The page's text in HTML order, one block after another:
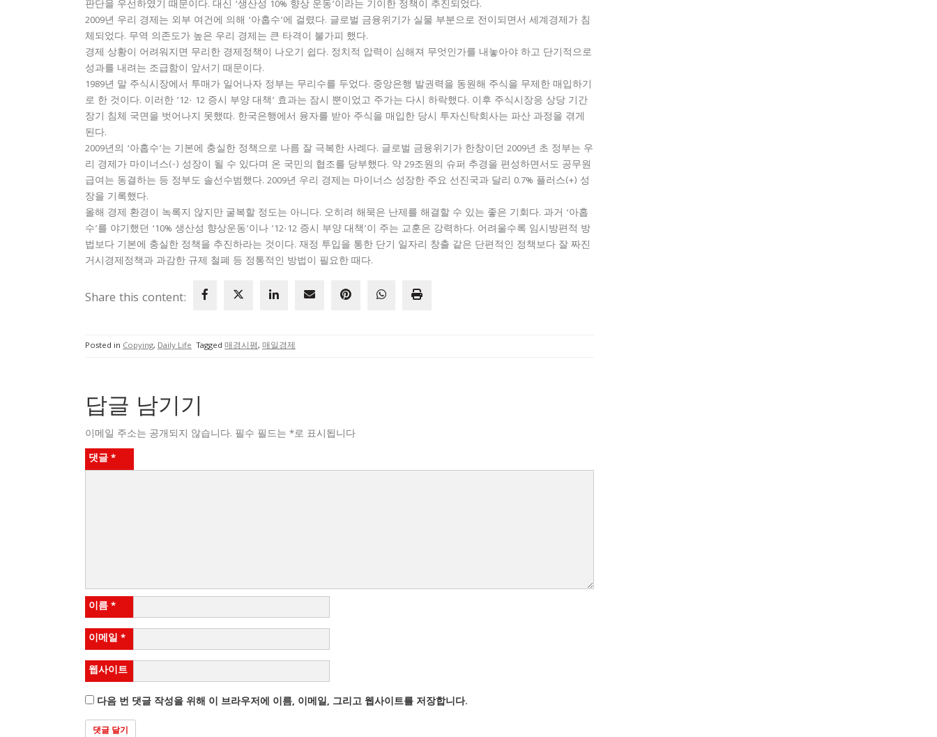
판단을 우선하였기 때문이다. 대신 ‘생산성 10% 향상 운동’이라는 기이한 정책이 추진되었다.
2009년 우리 경제는 외부 여건에 의해 ‘아홉수’에 걸렸다. 글로벌 금융위기가 실물 부분으로 전이되면서 세계경제가 침
체되었다. 무역 의존도가 높은 우리 경제는 큰 타격이 불가피 했다.
경제 상황이 어려워지면 무리한 경제정책이 나오기 쉽다. 정치적 압력이 심해져 무엇인가를 내놓아야 하고 단기적으로
성과를 내려는 조급함이 앞서기 때문이다.
1989년 말 주식시장에서 투매가 일어나자 정부는 무리수를 두었다. 중앙은행 발권력을 동원해 주식을 무제한 매입하기
로 한 것이다. 이러한 ’12· 12 증시 부양 대책’ 효과는 잠시 뿐이었고 주가는 다시 하락했다. 이후 주식시장응 상당 기간
장기 침체 국면을 벗어나지 못했따. 한국은행에서 융자를 받아 주식을 매입한 당시 투자신탁회사는 파산 과정을 겪게
된다.
2009년의 ‘아홉수’는 기본에 충실한 정책으로 나름 잘 극복한 사례다. 글로벌 금융위기가 한창이던 2009년 초 정부는 우
리 경제가 마이너스(-) 성장이 될 수 있다며 온 국민의 협조를 당부했다. 약 29조원의 슈퍼 추경을 편성하면서도 공무원
급여는 동결하는 등 정부도 솔선수범했다. 2009년 우리 경제는 마이너스 성장한 주요 선진국과 달리 0.7% 플러스(+) 성
장을 기록했다.
올해 경제 환경이 녹록지 않지만 굴복할 정도는 아니다. 오히려 해묵은 난제를 해결할 수 있는 좋은 기회다. 과거 ‘아홉
수’를 야기했던 ‘10% 생산성 향상운동’이나 ’12·12 증시 부양 대책’이 주는 교훈은 강력하다. 어려울수록 임시방편적 방
법보다 기본에 충실한 정책을 추진하라는 것이다. 재정 투입을 통한 단기 일자리 창출 같은 단편적인 정책보다 잘 짜진
거시경제정책과 과감한 규제 철폐 등 정통적인 방법이 필요한 때다.
Share this content:
Posted in Copying, Daily Life Tagged 매경시평, 매일경제
답글 남기기
이메일 주소는 공개되지 않습니다. 필수 필드는 *로 표시됩니다
댓글*
이름*
이메일 *
웹사이트
다음 번 댓글 작성을 위해 이 브라우저에 이름, 이메일, 그리고 웹사이트를 저장합니다.